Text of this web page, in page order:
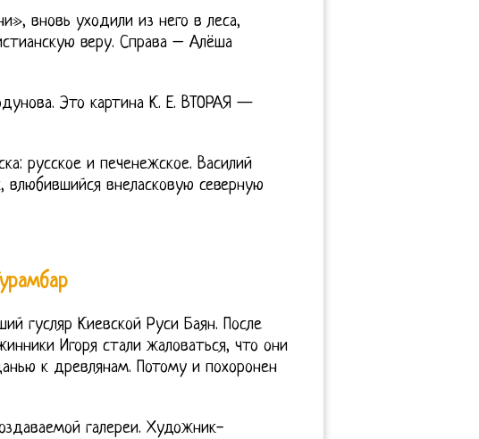
вновь уходили из него в леса,
веру. Справа – Алёша
Это картина К. Е. ВТОРАЯ —
русское и печенежское. Василий
внеласковую северную
гусляр Киевской Руси Баян. После
Игоря стали жаловаться, что они
к древлянам. Потому и похоронен
галереи. Художник-